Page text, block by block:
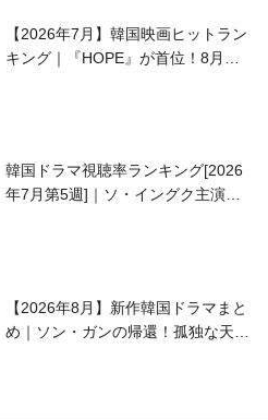
【2026年7月】韓国映画ヒットラン
キング｜『HOPE』が首位！8月公
韓国ドラマ視聴率ランキング[2026
年7月第5週]｜ソ・イングク主演の
【2026年8月】新作韓国ドラマまと
め｜ソン・ガンの帰還！孤独な天才